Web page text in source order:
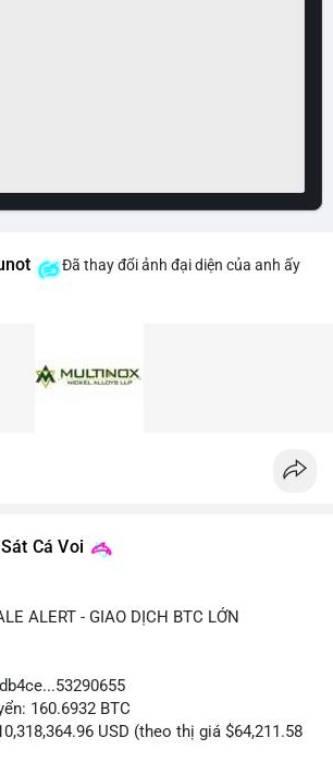
Đã thay đổi ảnh đại diện của anh ấy
Cá Voi
ALERT - GIAO DỊCH BTC LỚN
160.6932 BTC
USD (theo thị giá $64,211.58